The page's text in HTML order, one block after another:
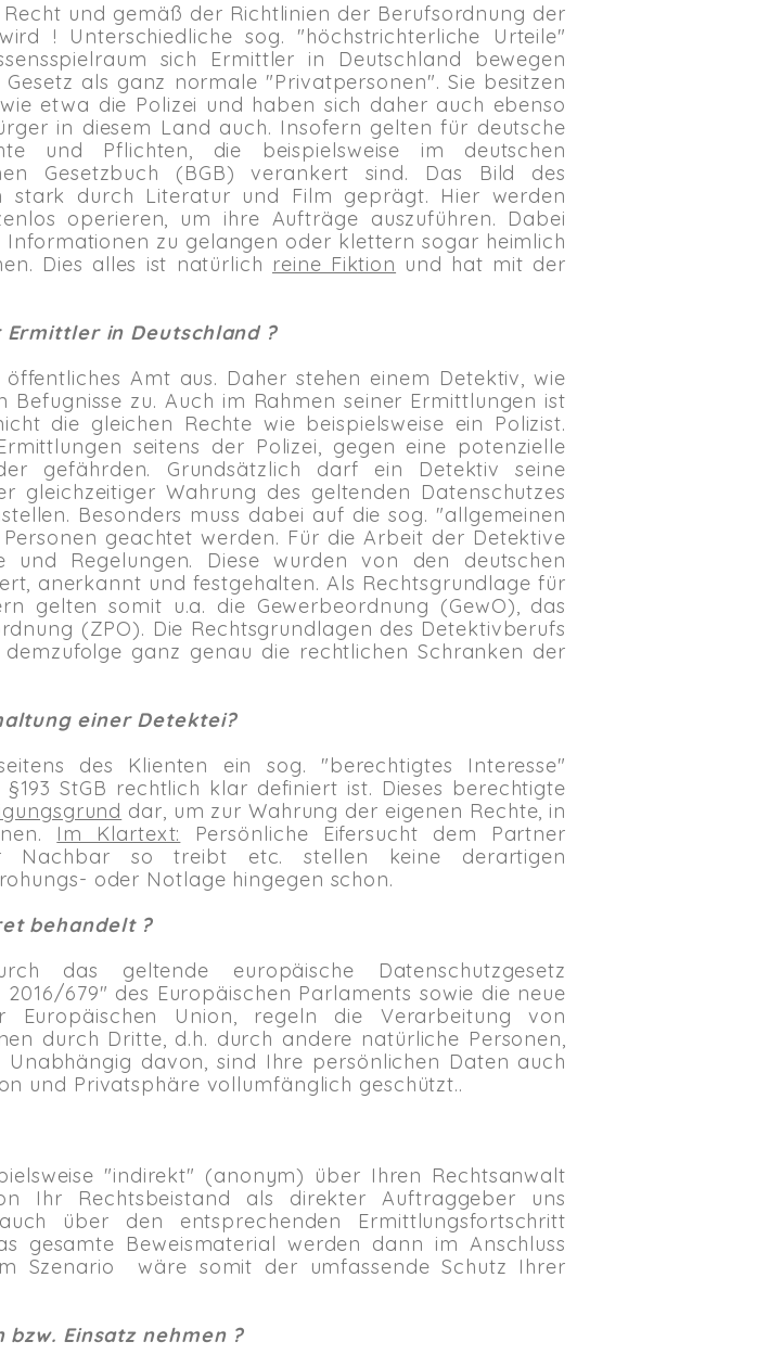
und gemäß der Richtlinien der Berufsordnung der
! Unterschiedliche sog. "höchstrichterliche Urteile"
sich Ermittler in Deutschland bewegen
als ganz normale "Privatpersonen". Sie besitzen
etwa die Polizei und haben sich daher auch ebenso
in diesem Land auch. Insofern gelten für deutsche
und Pflichten, die beispielsweise im deutschen
Gesetzbuch (BGB) verankert sind. Das Bild des
stark durch Literatur und Film geprägt. Hier werden
operieren, um ihre Aufträge auszuführen. Dabei
zu gelangen oder klettern sogar heimlich
Dies alles ist natürlich reine Fiktion und hat mit der
in Deutschland ?
Amt aus. Daher stehen einem Detektiv, wie
zu. Auch im Rahmen seiner Ermittlungen ist
die gleichen Rechte wie beispielsweise ein Polizist.
seitens der Polizei, gegen eine potenzielle
gefährden. Grundsätzlich darf ein Detektiv seine
gleichzeitiger Wahrung des geltenden Datenschutzes
Besonders muss dabei auf die sog. "allgemeinen
geachtet werden. Für die Arbeit der Detektive
Regelungen. Diese wurden von den deutschen
anerkannt und festgehalten. Als Rechtsgrundlage für
gelten somit u.a. die Gewerbeordnung (GewO), das
(ZPO). Die Rechtsgrundlagen des Detektivberufs
ganz genau die rechtlichen Schranken der
einer Detektei?
des Klienten ein sog. "berechtigtes Interesse"
StGB rechtlich klar definiert ist. Dieses berechtigte
dar, um zur Wahrung der eigenen Rechte, in
Im Klartext:
Persönliche Eifersucht dem Partner
Nachbar so treibt etc. stellen keine derartigen
oder Notlage hingegen schon.
behandelt ?
das geltende europäische Datenschutzgesetz
679" des Europäischen Parlaments sowie die neue
Europäischen Union, regeln die Verarbeitung von
durch Dritte, d.h. durch andere natürliche Personen,
davon, sind Ihre persönlichen Daten auch
und Privatsphäre vollumfänglich geschützt..
"indirekt" (anonym) über Ihren Rechtsanwalt
Ihr Rechtsbeistand als direkter Auftraggeber uns
über den entsprechenden Ermittlungsfortschritt
gesamte Beweismaterial werden dann im Anschluss
Szenario wäre somit der umfassende Schutz Ihrer
Einsatz nehmen ?